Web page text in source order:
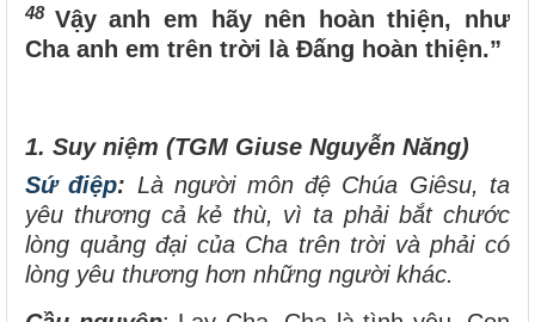
48 Vậy anh em hãy nên hoàn thiện, như
Cha anh em trên trời là Đấng hoàn thiện.”
1. Suy niệm (TGM Giuse Nguyễn Năng)
Sứ điệp: Là người môn đệ Chúa Giêsu, ta
yêu thương cả kẻ thù, vì ta phải bắt chước
lòng quảng đại của Cha trên trời và phải có
lòng yêu thương hơn những người khác.